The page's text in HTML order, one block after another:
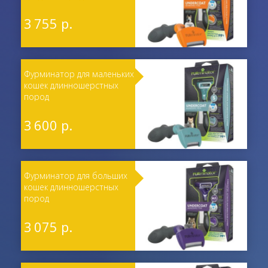
3 755 р.
Фурминатор для маленьких
кошек длинношерстных
пород
3 600 р.
Фурминатор для больших
кошек длинношерстных
пород
3 075 р.